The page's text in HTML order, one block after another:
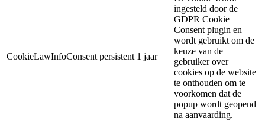
CookieLawInfoConsent persistent 1 jaar
ingesteld door de
GDPR Cookie
Consent plugin en
wordt gebruikt om de
keuze van de
gebruiker over
cookies op de website
te onthouden om te
voorkomen dat de
popup wordt geopend
na aanvaarding.